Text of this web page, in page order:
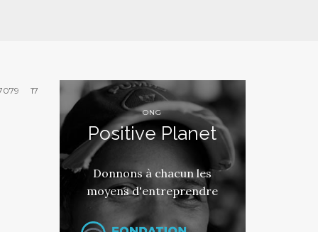
17
ONG
Positive Planet
Donnons à chacun les
moyens d'entreprendre